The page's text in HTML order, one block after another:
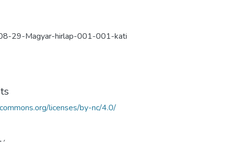
29-Magyar-hirlap-001-001-kati
licenses/by-nc/4.0/